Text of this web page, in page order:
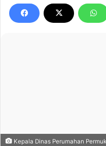
Kepala Dinas Perumahan